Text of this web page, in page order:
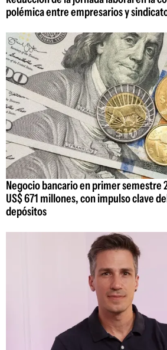
polémica entre empresarios y
Negocio bancario en primer semestre
US$ 671 millones, con impulso clave
depósitos